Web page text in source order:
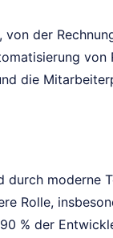
der
von
die
durch moderne
Rolle,
% der